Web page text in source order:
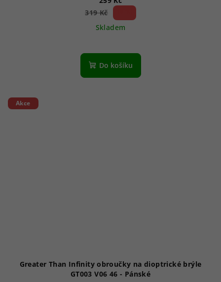
319 Kč
Skladem
Do košíku
Akce
Greater Than Infinity obroučky na dioptrické brýle
GT003 V06 46 - Pánské